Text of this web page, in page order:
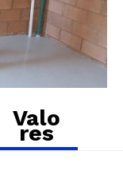
Valo
res